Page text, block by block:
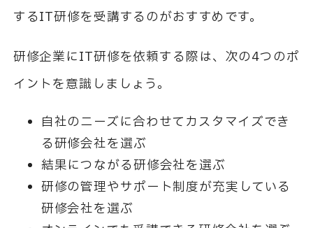
するIT研修を受講するのがおすすめです。
研修企業にIT研修を依頼する際は、次の4つのポ
イントを意識しましょう。
自社のニーズに合わせてカスタマイズでき
る研修会社を選ぶ
結果につながる研修会社を選ぶ
研修の管理やサポート制度が充実している
研修会社を選ぶ